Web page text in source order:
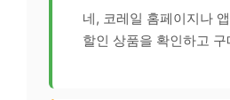
네, 코레일 홈페이지나
할인 상품을 확인하고